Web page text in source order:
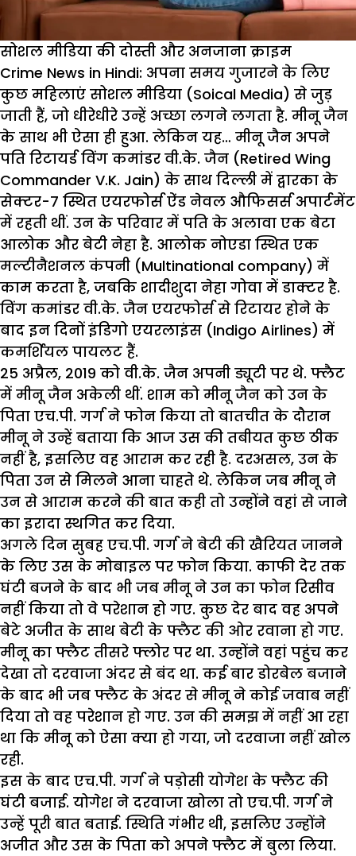
सोशल मीडिया की दोस्ती और अनजाना क्राइम
Crime News in Hindi: अपना समय गुजारने के लिए
कुछ महिलाएं सोशल मीडिया (Soical Media) से जुड़
जाती हैं, जो धीरेधीरे उन्हें अच्छा लगने लगता है. मीनू जैन
के साथ भी ऐसा ही हुआ. लेकिन यह… मीनू जैन अपने
पति रिटायर्ड विंग कमांडर वी.के. जैन (Retired Wing
Commander V.K. Jain) के साथ दिल्ली में द्वारका के
सेक्टर-7 स्थित एयरफोर्स ऐंड नेवल औफिसर्स अपार्टमेंट
में रहती थीं. उन के परिवार में पति के अलावा एक बेटा
आलोक और बेटी नेहा है. आलोक नोएडा स्थित एक
मल्टीनैशनल कंपनी (Multinational company) में
काम करता है, जबकि शादीशुदा नेहा गोवा में डाक्टर है.
विंग कमांडर वी.के. जैन एयरफोर्स से रिटायर होने के
बाद इन दिनों इंडिगो एयरलाइंस (Indigo Airlines) में
कमर्शियल पायलट हैं.
25 अप्रैल, 2019 को वी.के. जैन अपनी ड्यूटी पर थे. फ्लैट
में मीनू जैन अकेली थीं. शाम को मीनू जैन को उन के
पिता एच.पी. गर्ग ने फोन किया तो बातचीत के दौरान
मीनू ने उन्हें बताया कि आज उस की तबीयत कुछ ठीक
नहीं है, इसलिए वह आराम कर रही है. दरअसल, उन के
पिता उन से मिलने आना चाहते थे. लेकिन जब मीनू ने
उन से आराम करने की बात कही तो उन्होंने वहां से जाने
का इरादा स्थगित कर दिया.
अगले दिन सुबह एच.पी. गर्ग ने बेटी की खैरियत जानने
के लिए उस के मोबाइल पर फोन किया. काफी देर तक
घंटी बजने के बाद भी जब मीनू ने उन का फोन रिसीव
नहीं किया तो वे परेशान हो गए. कुछ देर बाद वह अपने
बेटे अजीत के साथ बेटी के फ्लैट की ओर रवाना हो गए.
मीनू का फ्लैट तीसरे फ्लोर पर था. उन्होंने वहां पहुंच कर
देखा तो दरवाजा अंदर से बंद था. कई बार डोरबेल बजाने
के बाद भी जब फ्लैट के अंदर से मीनू ने कोई जवाब नहीं
दिया तो वह परेशान हो गए. उन की समझ में नहीं आ रहा
था कि मीनू को ऐसा क्या हो गया, जो दरवाजा नहीं खोल
रही.
इस के बाद एच.पी. गर्ग ने पड़ोसी योगेश के फ्लैट की
घंटी बजाई. योगेश ने दरवाजा खोला तो एच.पी. गर्ग ने
उन्हें पूरी बात बताई. स्थिति गंभीर थी, इसलिए उन्होंने
अजीत और उस के पिता को अपने फ्लैट में बुला लिया.